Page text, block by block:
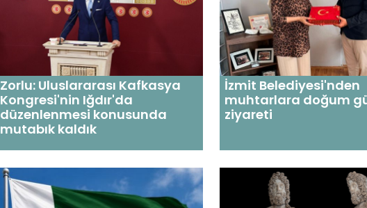
Zorlu: Uluslararası Kafkasya
Kongresi'nin Iğdır'da
düzenlenmesi konusunda
mutabık kaldık
İzmit Belediyesi'nden
muhtarlara doğum
ziyareti